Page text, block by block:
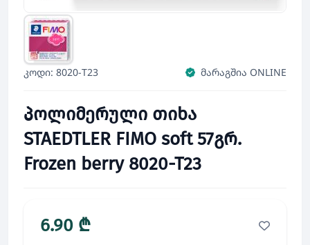
კოდი: 8020-T23 მარაგშია ONLINE
პოლიმერული თიხა
STAEDTLER FIMO soft 57გრ.
Frozen berry 8020-T23
6.90 ₾